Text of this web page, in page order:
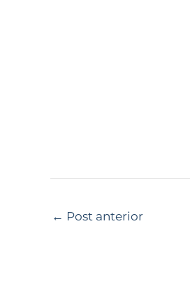
← Post anterior